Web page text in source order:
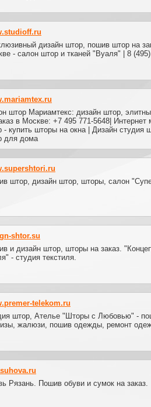
дизайн штор, пошив штор на
- салон штор и тканей "Вуаля" | 8
штор Мариамтекс: дизайн штор,
в Москве: +7 495 771-5648| Интернет
- купить шторы на окна | Дизайн студия
для дома
штор, дизайн штор, шторы, салон
shtor.su
и дизайн штор, шторы на заказ.
- студия текстиля.
telekom.ru
штор, Ателье "Шторы с Любовью" -
жалюзи, пошив одежды, ремонт
Рязань. Пошив обуви и сумок на заказ.